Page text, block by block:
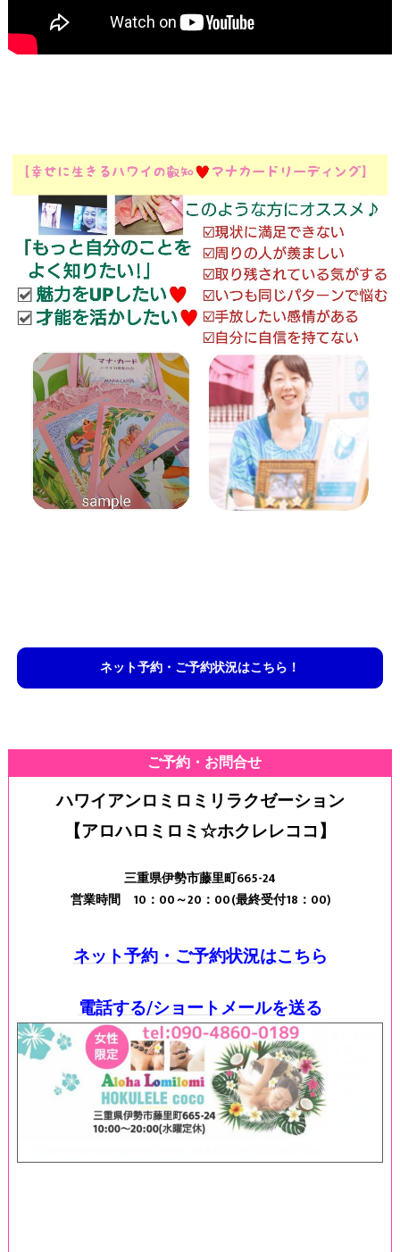
ネット予約・ご予約状況はこちら！
ご予約・お問合せ
ハワイアンロミロミリラクゼーション
【アロハロミロミ☆ホクレレココ】
三重県伊勢市藤里町665-24
営業時間 10：00～20：00(最終受付18：00)
ネット予約・ご予約状況はこちら
電話する/ショートメールを送る